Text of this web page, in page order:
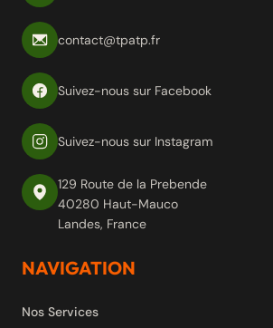
contact@tpatp.fr
Suivez-nous sur Facebook
Suivez-nous sur Instagram
129 Route de la Prebende
40280 Haut-Mauco
Landes, France
NAVIGATION
Nos Services